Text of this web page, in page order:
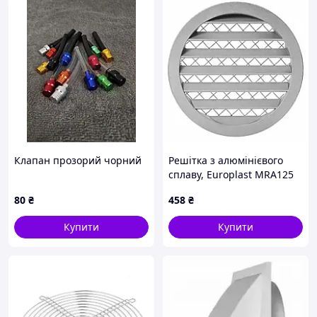
Вид кліматичного виконання: УЛХ 4.2
ГОСТ15150-69
Пристрій і принцип роботи Регулятор швидкості
Обертання Вентилятора на DIN-рейку:
РоботаРегулятора швидкості Обертання Вентилятора
Клапан прозорий чорний
80 ₴
Купити
Решітка з алюмінієвого
сплаву, Europlast MRA125
458 ₴
Купити